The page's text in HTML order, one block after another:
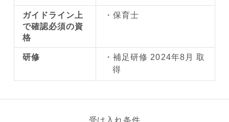
ガイドライン上
で確認必須の資
格
保育士
研修
補足研修 2024年8月 取
得